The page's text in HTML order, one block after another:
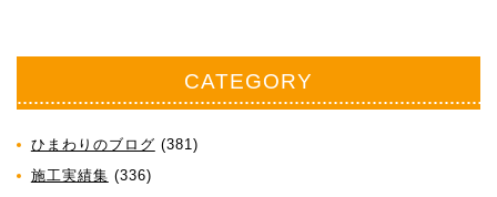
CATEGORY
ひまわりのブログ (381)
施工実績集 (336)